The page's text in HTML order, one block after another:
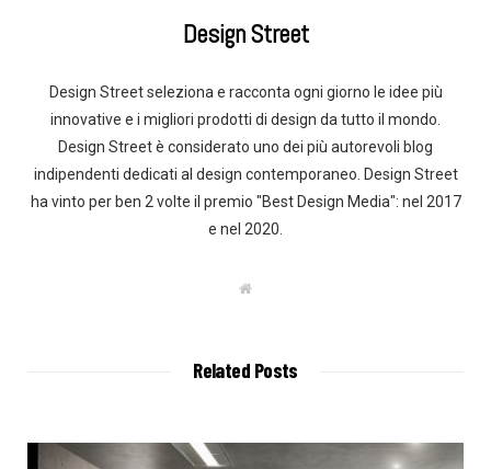
Design Street
Design Street seleziona e racconta ogni giorno le idee più
innovative e i migliori prodotti di design da tutto il mondo.
Design Street è considerato uno dei più autorevoli blog
indipendenti dedicati al design contemporaneo. Design Street
ha vinto per ben 2 volte il premio "Best Design Media": nel 2017
e nel 2020.
W
Related Posts